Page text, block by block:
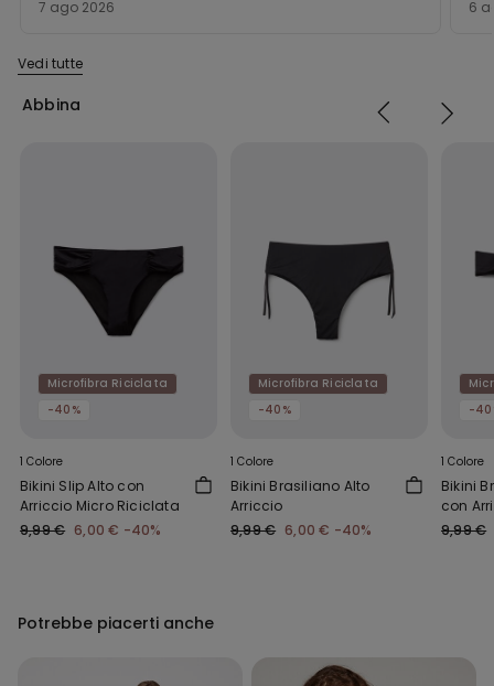
7 ago 2026 6
Vedi tutte
Abbina
Microfibra Riciclata
-40%
1 Colore
Bikini Slip Alto con
Arriccio Micro Riciclata
9,99 € 6,00 € -40%
Microfibra Riciclata
-40%
1 Colore
Bikini Brasiliano Alto
Arriccio
9,99 € 6,00 € -40%
-
1 Colore
Bikini
con
9,99 €
Potrebbe piacerti anche